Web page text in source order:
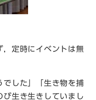
定時にイベントは無
した」「生き物を捕
び生き生きしていまし